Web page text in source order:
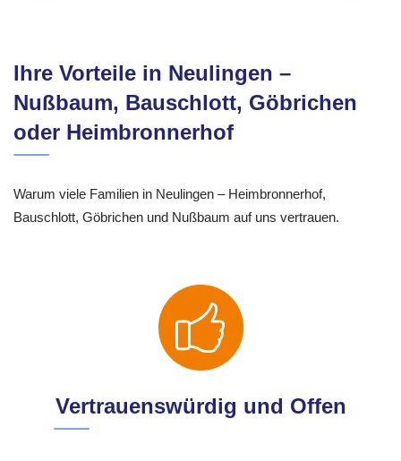
Ihre Vorteile in Neulingen –
Nußbaum, Bauschlott, Göbrichen
oder Heimbronnerhof
Warum viele Familien in Neulingen – Heimbronnerhof,
Bauschlott, Göbrichen und Nußbaum auf uns vertrauen.
Vertrauenswürdig und Offen